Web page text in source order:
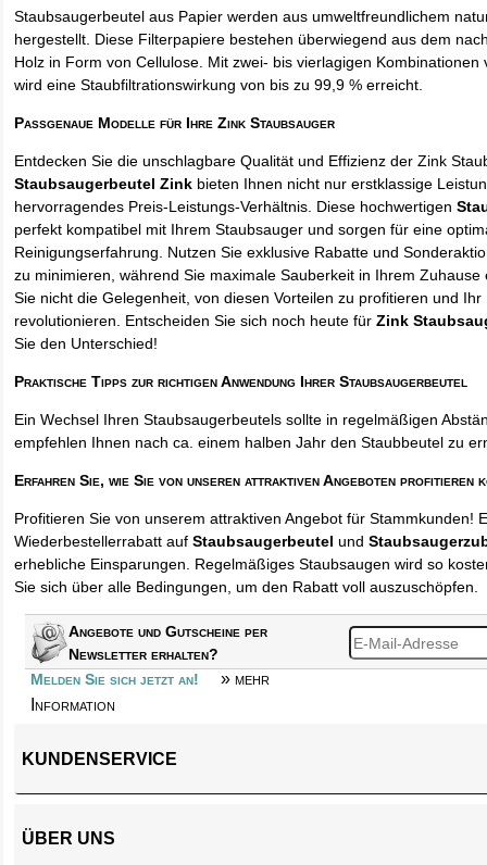
Staubsaugerbeutel aus Papier werden aus umweltfreundlichem
hergestellt. Diese Filterpapiere bestehen überwiegend aus dem
Holz in Form von Cellulose. Mit zwei- bis vierlagigen Kombinationen
wird eine Staubfiltrationswirkung von bis zu 99,9 % erreicht.
Passgenaue Modelle für Ihre Zink Staubsauger
Entdecken Sie die unschlagbare Qualität und Effizienz der Zink
Staubsaugerbeutel Zink bieten Ihnen nicht nur erstklassige
hervorragendes Preis-Leistungs-Verhältnis. Diese hochwertigen
perfekt kompatibel mit Ihrem Staubsauger und sorgen für eine
Reinigungserfahrung. Nutzen Sie exklusive Rabatte und
zu minimieren, während Sie maximale Sauberkeit in Ihrem Zuhause
Sie nicht die Gelegenheit, von diesen Vorteilen zu profitieren und
revolutionieren. Entscheiden Sie sich noch heute fürZink
Sie den Unterschied!
Praktische Tipps zur richtigen Anwendung Ihrer Staubsaugerbeutel
Ein Wechsel Ihren Staubsaugerbeutels sollte in regelmäßigen
empfehlen Ihnen nach ca. einem halben Jahr den Staubbeutel zu
Erfahren Sie, wie Sie von unseren attraktiven Angeboten profitieren
Profitieren Sie von unserem attraktiven Angebot für Stammkunden!
Wiederbestellerrabatt aufStaubsaugerbeutel und
erhebliche Einsparungen. Regelmäßiges Staubsaugen wird so
Sie sich über alle Bedingungen, um den Rabatt voll auszuschöpfen.
Angebote und Gutscheine per
Newsletter erhalten?
Melden Sie sich jetzt an!
» mehr
Information
KUNDENSERVICE
ÜBER UNS